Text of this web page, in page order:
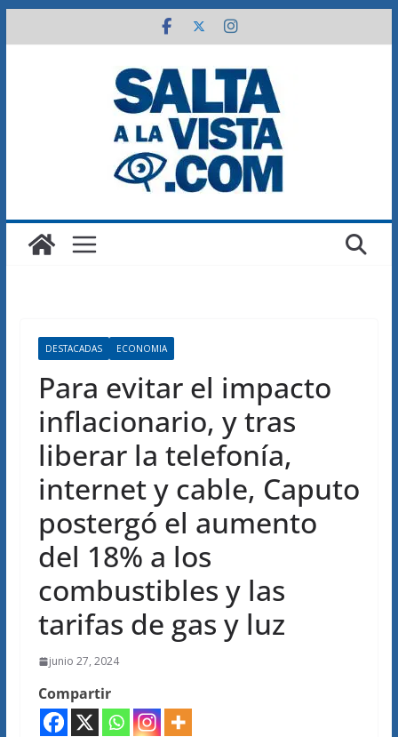
al
DESTACADAS ECONOMIA
Para evitar el impacto
inflacionario, y tras
liberar la telefonía,
internet y cable, Caputo
postergó el aumento
del 18% a los
combustibles y las
tarifas de gas y luz
junio 27, 2024
Compartir